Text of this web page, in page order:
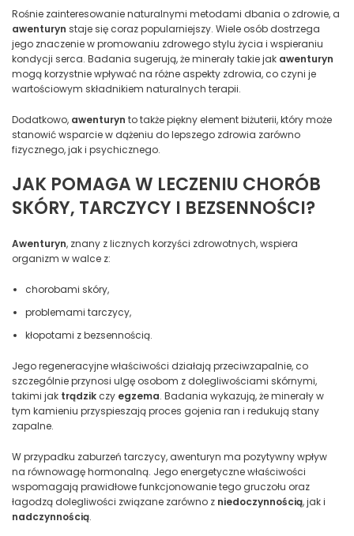
Rośnie zainteresowanie naturalnymi metodami dbania o zdrowie, a
awenturyn staje się coraz popularniejszy. Wiele osób dostrzega
jego znaczenie w promowaniu zdrowego stylu życia i wspieraniu
kondycji serca. Badania sugerują, że minerały takie jak awenturyn
mogą korzystnie wpływać na różne aspekty zdrowia, co czyni je
wartościowym składnikiem naturalnych terapii.
Dodatkowo, awenturyn to także piękny element biżuterii, który może
stanowić wsparcie w dążeniu do lepszego zdrowia zarówno
fizycznego, jak i psychicznego.
JAK POMAGA W LECZENIU CHORÓB
SKÓRY, TARCZYCY I BEZSENNOŚCI?
Awenturyn, znany z licznych korzyści zdrowotnych, wspiera
organizm w walce z:
chorobami skóry,
problemami tarczycy,
kłopotami z bezsennością.
Jego regeneracyjne właściwości działają przeciwzapalnie, co
szczególnie przynosi ulgę osobom z dolegliwościami skórnymi,
takimi jak trądzik czy egzema. Badania wykazują, że minerały w
tym kamieniu przyspieszają proces gojenia ran i redukują stany
zapalne.
W przypadku zaburzeń tarczycy, awenturyn ma pozytywny wpływ
na równowagę hormonalną. Jego energetyczne właściwości
wspomagają prawidłowe funkcjonowanie tego gruczołu oraz
łagodzą dolegliwości związane zarówno z niedoczynnością, jak i
nadczynnością.